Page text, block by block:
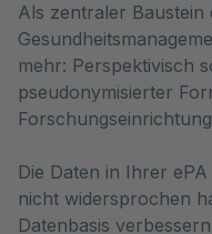
Als zentraler Baustein
mehr: Perspektivisch
pseudonymisierter
Die Daten in Ihrer
nicht widersprochen
Datenbasis